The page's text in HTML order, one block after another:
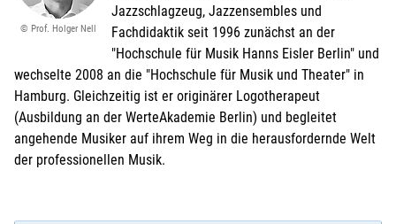
© Prof. Holger Nell
Jazzschlagzeug, Jazzensembles und
Fachdidaktik seit 1996 zunächst an der
"Hochschule für Musik Hanns Eisler Berlin" und
wechselte 2008 an die "Hochschule für Musik und Theater" in
Hamburg. Gleichzeitig ist er originärer Logotherapeut
(Ausbildung an der WerteAkademie Berlin) und begleitet
angehende Musiker auf ihrem Weg in die herausfordernde Welt
der professionellen Musik.